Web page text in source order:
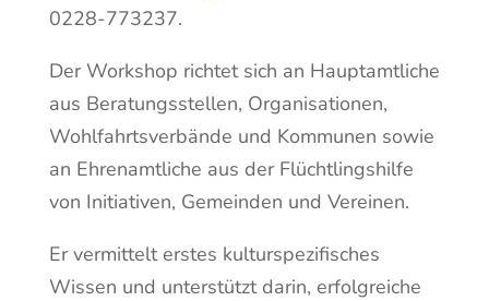
0228-773237.
Der Workshop richtet sich an Hauptamtliche
aus Beratungsstellen, Organisationen,
Wohlfahrtsverbände und Kommunen sowie
an Ehrenamtliche aus der Flüchtlingshilfe
von Initiativen, Gemeinden und Vereinen.
Er vermittelt erstes kulturspezifisches
Wissen und unterstützt darin, erfolgreiche